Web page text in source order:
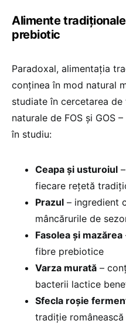
Alimente
prebiotic
Paradoxal, alimentația
conținea în mod natural
studiate în cercetarea
naturale de FOS și GOS
în studiu:
Ceapa și usturoiul
fiecare rețetă
Prazul – ingredient
mâncărurile de
Fasolea și mazărea
fibre prebiotice
Varza murată –
bacterii lactice
Sfecla roșie
tradiție